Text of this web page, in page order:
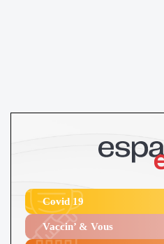
Covid 19
Vaccin’ & Vous